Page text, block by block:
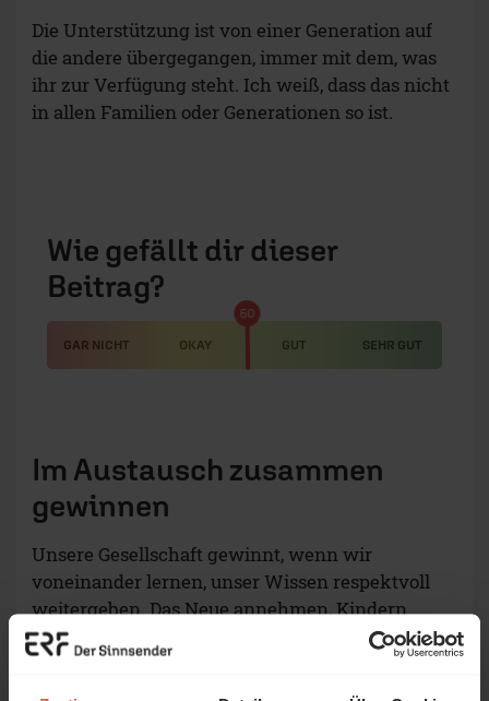
Die Unterstützung ist von einer Generation auf
die andere übergegangen, immer mit dem, was
ihr zur Verfügung steht. Ich weiß, dass das nicht
in allen Familien oder Generationen so ist.
Wie gefällt dir dieser
Beitrag?
GAR NICHT OKAY GUT SEHR GUT
50
Im Austausch zusammen
gewinnen
Unsere Gesellschaft gewinnt, wenn wir
voneinander lernen, unser Wissen respektvoll
weitergeben. Das Neue annehmen, Kindern
vertrauen und ihnen etwas zutrauen. Wir sind
ein Leben lang Lernende. Ich finde, dazu gehört
auch, vom Glauben an Jesus Christus zu lernen,